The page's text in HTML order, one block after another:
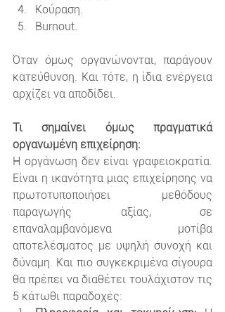
Κούραση.
Burnout.
Όταν όμως οργανώνονται, παράγουν
κατεύθυνση. Και τότε, η ίδια ενέργεια
αρχίζει να αποδίδει.
Τι σημαίνει όμως πραγματικά
οργανωμένη επιχείρηση:
Η οργάνωση δεν είναι γραφειοκρατία.
Είναι η ικανότητα μιας επιχείρησης να
πρωτοτυποποιήσει μεθόδους
παραγωγής αξίας, σε
επαναλαμβανόμενα μοτίβα
αποτελέσματος με υψηλή συνοχή και
δύναμη. Και πιο συγκεκριμένα σίγουρα
θα πρέπει να διαθέτει τουλάχιστον τις
5 κάτωθι παραδοχές: